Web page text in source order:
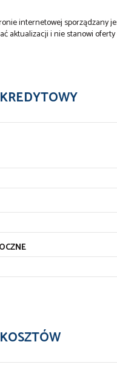
internetowej sporządzany
aktualizacji i nie stanowi